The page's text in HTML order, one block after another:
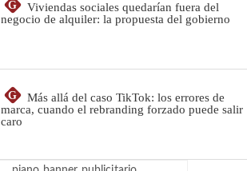
G
Viviendas sociales quedarían fuera del
negocio de alquiler: la propuesta del gobierno
G
Más allá del caso TikTok: los errores de
marca, cuando el rebranding forzado puede salir
caro